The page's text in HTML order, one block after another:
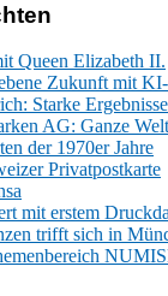
Queen Elizabeth II.
Zukunft mit
Starke
AG: Ganze
der 1970er Jahre
Privatpostkarte
mit erstem
trifft sich in